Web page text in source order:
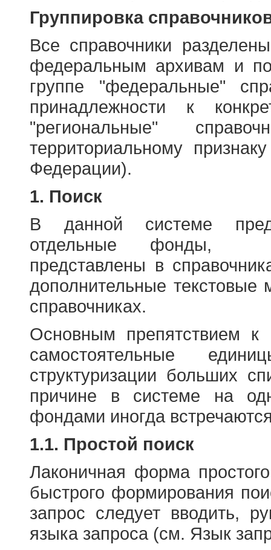
Группировка
Все справочники
федеральным архивам и
группе "федеральные"
принадлежности к
"региональные"
территориальному
Федерации).
1. Поиск
В данной системе
отдельные фонды,
представлены в
дополнительные
справочниках.
Основным препятствием
самостоятельные
структуризации больших
причине в системе на
фондами иногда
1.1. Простой поиск
Лаконичная форма
быстрого формирования
запрос следует вводить,
языка запроса (см. Язык